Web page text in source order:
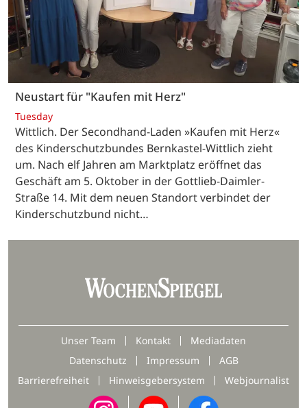
Neustart für "Kaufen mit Herz"
Tuesday
Wittlich. Der Secondhand-Laden »Kaufen mit Herz«
des Kinderschutzbundes Bernkastel-Wittlich zieht
um. Nach elf Jahren am Marktplatz eröffnet das
Geschäft am 5. Oktober in der Gottlieb-Daimler-
Straße 14. Mit dem neuen Standort verbindet der
Kinderschutzbund nicht…
Unser Team Kontakt
Mediadaten
Datenschutz
Impressum
AGB
Barrierefreiheit
Hinweisgebersystem Webjournalist